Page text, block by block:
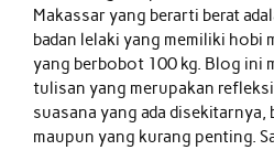
Makassar yang berarti berat
badan lelaki yang memiliki hobi
yang berbobot 100 kg. Blog ini
tulisan yang merupakan
suasana yang ada disekitarnya,
maupun yang kurang penting.